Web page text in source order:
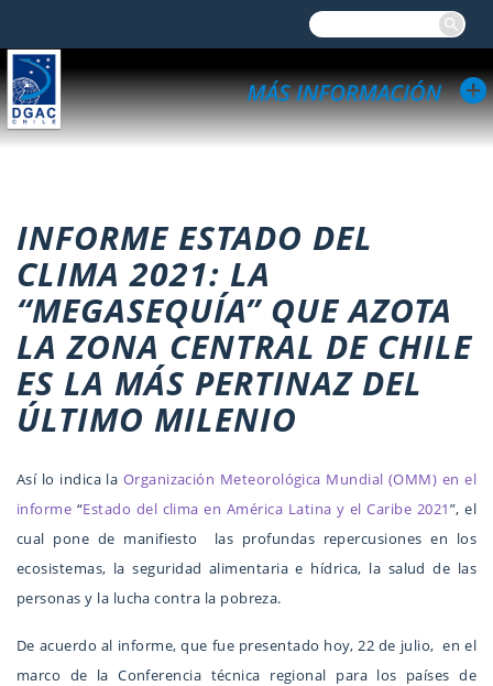
INFORME ESTADO DEL
CLIMA 2021: LA
“MEGASEQUÍA” QUE AZOTA
LA ZONA CENTRAL DE CHILE
ES LA MÁS PERTINAZ DEL
ÚLTIMO MILENIO
Así lo indica la Organización Meteorológica Mundial (OMM) en el
informe “Estado del clima en América Latina y el Caribe 2021”, el
cual pone de manifiesto las profundas repercusiones en los
ecosistemas, la seguridad alimentaria e hídrica, la salud de las
personas y la lucha contra la pobreza.
De acuerdo al informe, que fue presentado hoy, 22 de julio, en el
marco de la Conferencia técnica regional para los países de